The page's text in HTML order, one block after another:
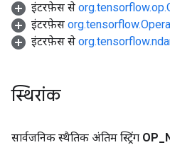
इंटरफ़ेस से
इंटरफ़ेस
इंटरफ़ेस से
स्थिरांक
सार्वजनिक स्थैतिक अंतिम स्ट्रिंग OP